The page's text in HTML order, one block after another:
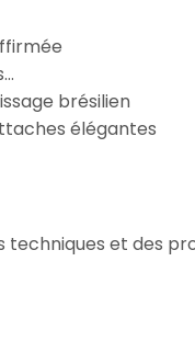
brésilien
élégantes
techniques et des